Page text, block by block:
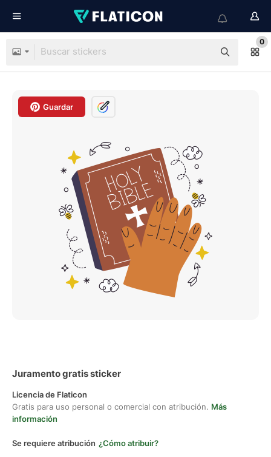
0
Guardar
Juramento gratis sticker
Licencia de Flaticon
Gratis para uso personal o comercial con atribución. Más
información
Se requiere atribución ¿Cómo atribuir?